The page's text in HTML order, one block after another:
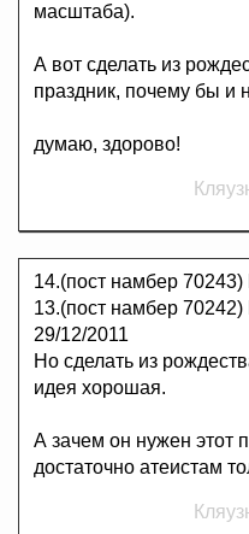
масштаба).
А вот сделать из
праздник, почему бы и
думаю, здорово!
14.(пост намбер 70243)
13.(пост намбер
29/12/2011
Но сделать из
идея хорошая.
А зачем он нужен этот
достаточно атеистам